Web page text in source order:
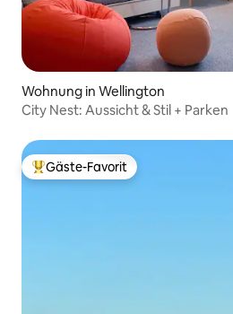
Wohnung in Wellington
City Nest: Aussicht & Stil + Parken
Beliebter Gäste-Favorit.
Gäste-Favorit